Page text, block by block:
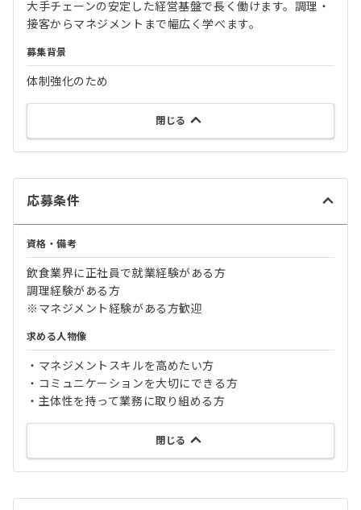
大手チェーンの安定した経営基盤で長く働けます。調理・
接客からマネジメントまで幅広く学べます。
募集背景
体制強化のため
閉じる
応募条件
資格・備考
飲食業界に正社員で就業経験がある方
調理経験がある方
※マネジメント経験がある方歓迎
求める人物像
・マネジメントスキルを高めたい方
・コミュニケーションを大切にできる方
・主体性を持って業務に取り組める方
閉じる